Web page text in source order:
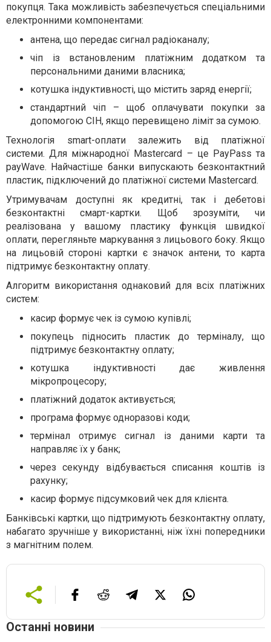
покупця. Така можливість забезпечується спеціальними
електронними компонентами:
антена, що передає сигнал радіоканалу;
чіп із встановленим платіжним додатком та
персональними даними власника;
котушка індуктивності, що містить заряд енергії;
стандартний чіп – щоб оплачувати покупки за
допомогою СІН, якщо перевищено ліміт за сумою.
Технологія smart-оплати залежить від платіжної
системи. Для міжнародної Mastercard – це PayPass та
payWave. Найчастіше банки випускають безконтактний
пластик, підключений до платіжної системи Mastercard.
Утримувачам доступні як кредитні, так і дебетові
безконтактні смарт-картки. Щоб зрозуміти, чи
реалізована у вашому пластику функція швидкої
оплати, перегляньте маркування з лицьового боку. Якщо
на лицьовій стороні картки є значок антени, то карта
підтримує безконтактну оплату.
Алгоритм використання однаковий для всіх платіжних
систем:
касир формує чек із сумою купівлі;
покупець підносить пластик до терміналу, що
підтримує безконтактну оплату;
котушка індуктивності дає живлення
мікропроцесору;
платіжний додаток активується;
програма формує одноразові коди;
термінал отримує сигнал із даними карти та
направляє їх у банк;
через секунду відбувається списання коштів із
рахунку;
касир формує підсумковий чек для клієнта.
Банківські картки, що підтримують безконтактну оплату,
набагато зручніше у використанні, ніж їхні попередники
з магнітним полем.
Останні новини